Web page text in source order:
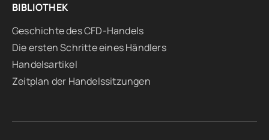
BIBLIOTHEK
Geschichte des CFD-Handels
Die ersten Schritte eines Händlers
Handelsartikel
Zeitplan der Handelssitzungen